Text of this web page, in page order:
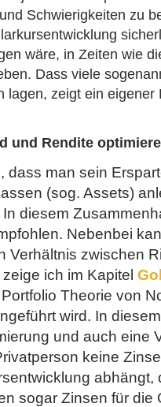
Schwierigkeiten zu
wäre, in Zeiten wie
Dass viele
lagen, zeigt ein
und Rendite
dass man sein
(sog. Assets)
diesem
Nebenbei
Verhältnis zwischen
ich im Kapitel
Theorie von
wird. In
und auch eine
keine
abhängt,
sogar Zinsen für die